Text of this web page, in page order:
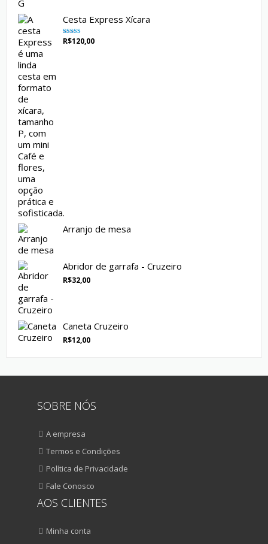
Cesta Express Xícara
Avaliação
de 5
R$120,00
Arranjo de mesa
Abridor de garrafa - Cruzeiro
R$32,00
Caneta Cruzeiro
R$12,00
SOBRE NÓS
A empresa
Termos e Condições
Política de Privacidade
Fale Conosco
AOS CLIENTES
Minha conta